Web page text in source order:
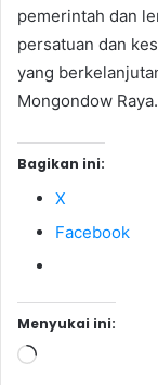
pemerintah dan
persatuan dan
yang
Mongondow
Bagikan ini:
X
Facebook
Menyukai ini:
Memuat...